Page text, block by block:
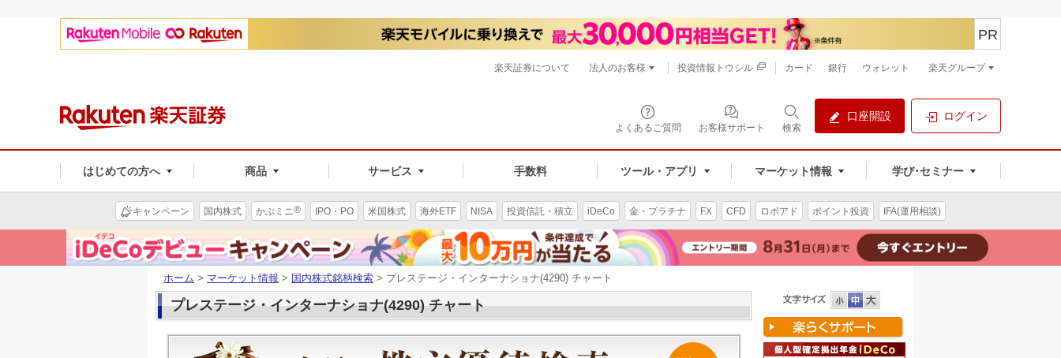
よくあるご質問 お客様サポート 検索
口座開設 ログイン
はじめての方へ 商品 サービス 手数料 ツール・アプリ マーケット情報 学び･セミナー
PR
楽天証券について 法人のお客様 投資情報トウシル カード 銀行 ウォレット 楽天グループ
キャンペーン 国内株式 かぶミニ® IPO・PO 米国株式 海外ETF NISA 投資信託・積立 iDeCo 金・プラチナ FX CFD ロボアド ポイント投資 IFA(運用相談)
ホーム > マーケット情報 > 国内株式銘柄検索 > プレステージ・インターナショナ(4290) チャート
プレステージ・インターナショナ(4290) チャート